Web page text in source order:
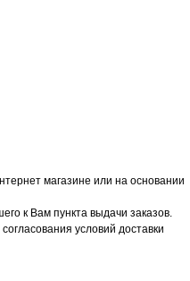
магазине или на основании
к Вам пункта выдачи заказов.
условий доставки